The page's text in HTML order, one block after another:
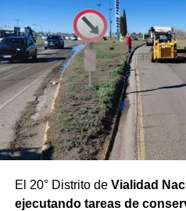
El 20° Distrito de Vialidad
ejecutando tareas de